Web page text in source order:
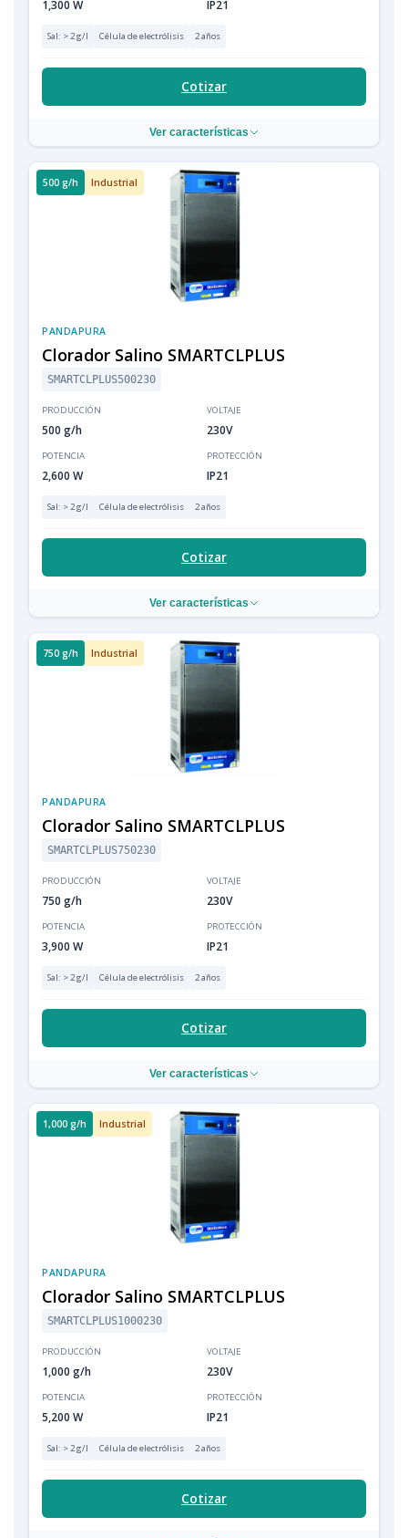
1,300 W IP21
Sal: > 2 g/l Célula de electrólisis 2 años
Cotizar
Ver características
500 g/h Industrial
PANDAPURA
Clorador Salino SMARTCLPLUS
SMARTCLPLUS500230
PRODUCCIÓN
500 g/h
VOLTAJE
230V
POTENCIA
2,600 W
PROTECCIÓN
IP21
Sal: > 2 g/l Célula de electrólisis 2 años
Cotizar
Ver características
750 g/h Industrial
PANDAPURA
Clorador Salino SMARTCLPLUS
SMARTCLPLUS750230
PRODUCCIÓN
750 g/h
VOLTAJE
230V
POTENCIA
3,900 W
PROTECCIÓN
IP21
Sal: > 2 g/l Célula de electrólisis 2 años
Cotizar
Ver características
1,000 g/h Industrial
PANDAPURA
Clorador Salino SMARTCLPLUS
SMARTCLPLUS1000230
PRODUCCIÓN
1,000 g/h
VOLTAJE
230V
POTENCIA
5,200 W
PROTECCIÓN
IP21
Sal: > 2 g/l Célula de electrólisis 2 años
Cotizar